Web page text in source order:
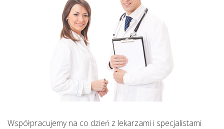
Współpracujemy na co dzień z lekarzami i specjalistami